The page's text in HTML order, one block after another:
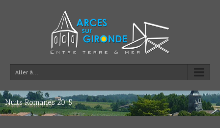
Aller à...
Nuits Romanes 2015